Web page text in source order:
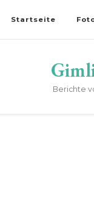
Startseite
Berichte